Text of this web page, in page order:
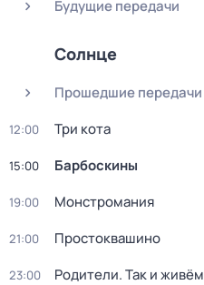
Будущие передачи
Солнце
Прошедшие передачи
12:00 Три кота
15:00 Барбоскины
19:00 Монстромания
21:00 Простоквашино
23:00 Родители. Так и живём